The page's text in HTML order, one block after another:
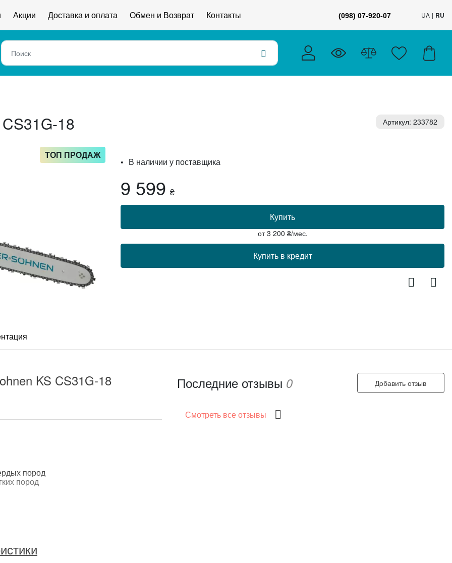
Акции Доставка и оплата Обмен и Возврат Контакты (098) 07-920-07 UA RU
18 Артикул: 233782
ТОП ПРОДАЖ
В наличии у поставщика
9 599₴
Купить
от3 200 ₴/мес.
Купить в кредит
KS CS31G-18
пород
пород
Последние отзывы 0 Добавить отзыв
Смотреть все отзывы